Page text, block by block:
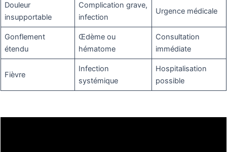
Douleur
insupportable
Complication grave,
infection
Urgence médicale
Gonflement
étendu
Œdème ou
hématome
Consultation
immédiate
Fièvre
Infection
systémique
Hospitalisation
possible